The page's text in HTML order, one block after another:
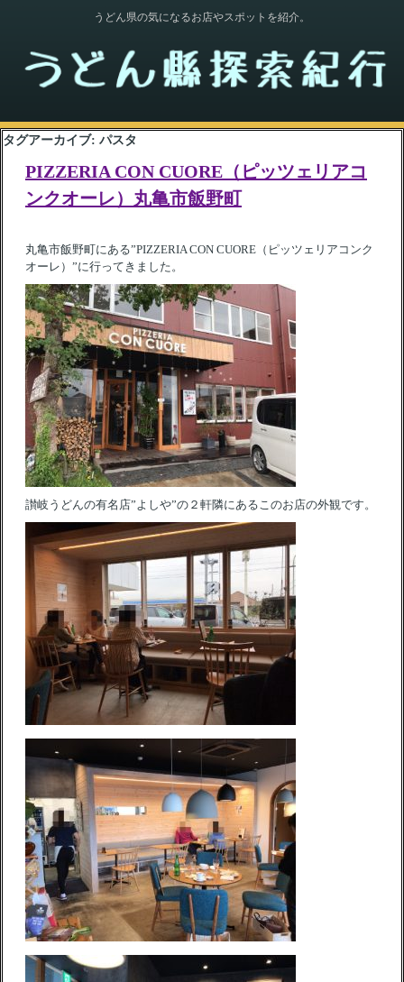
うどん県の気になるお店やスポットを紹介。
タグアーカイブ: パスタ
PIZZERIA CON CUORE（ピッツェリアコ
ンクオーレ）丸亀市飯野町
丸亀市飯野町にある”PIZZERIA CON CUORE（ピッツェリアコンク
オーレ）”に行ってきました。
讃岐うどんの有名店”よしや”の２軒隣にあるこのお店の外観です。